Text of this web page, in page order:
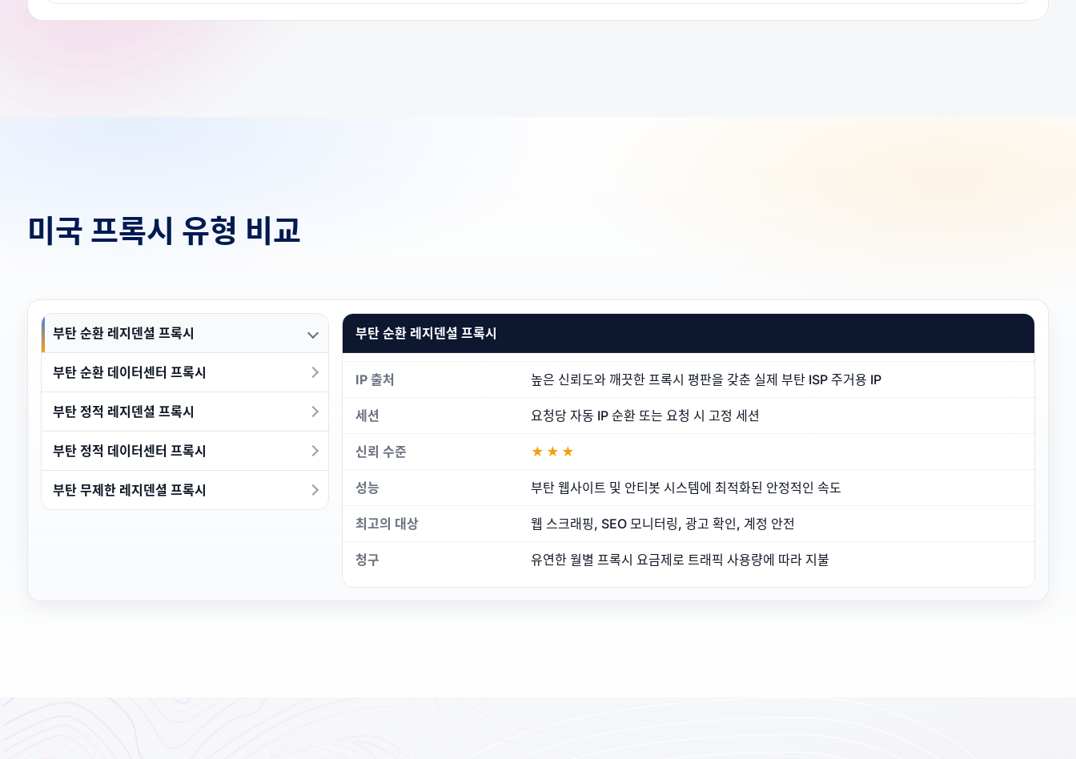
미국 프록시 유형 비교
부탄 순환 레지덴셜 프록시
부탄 순환 데이터센터 프록시
부탄 정적 레지덴셜 프록시
부탄 정적 데이터센터 프록시
부탄 무제한 레지덴셜 프록시
부탄 순환 레지덴셜 프록시
IP 출처 높은 신뢰도와 깨끗한 프록시 평판을 갖춘 실제 부탄 ISP 주거용 IP
세션 요청당 자동 IP 순환 또는 요청 시 고정 세션
신뢰 수준 ★★★
성능 부탄 웹사이트 및 안티봇 시스템에 최적화된 안정적인 속도
최고의 대상 웹 스크래핑, SEO 모니터링, 광고 확인, 계정 안전
청구 유연한 월별 프록시 요금제로 트래픽 사용량에 따라 지불